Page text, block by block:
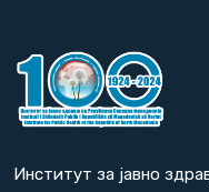
Институт за јавно